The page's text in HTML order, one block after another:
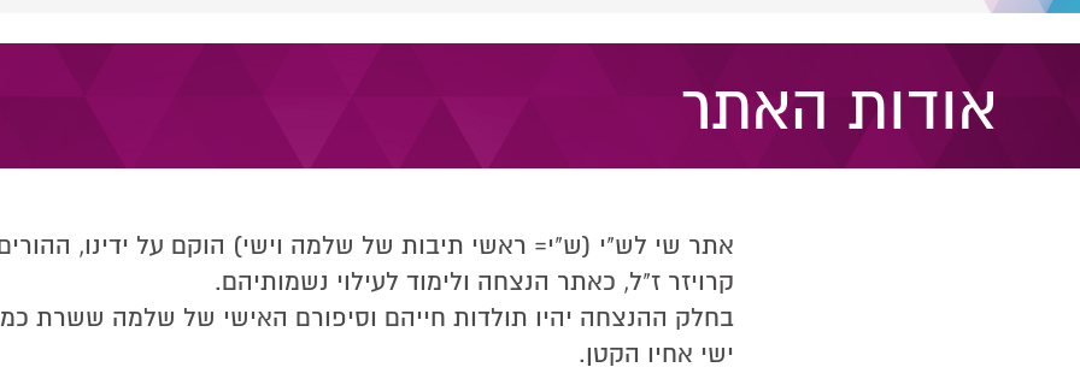
אודות האתר
אתר שי לש"י (ש"י= ראשי תיבות של שלמה וישי) הוקם על ידינו,
קרויזר ז"ל, כאתר הנצחה ולימוד לעילוי נשמותיהם.
בחלק ההנצחה יהיו תולדות חייהם וסיפורם האישי של שלמה ששרת
ישי אחיו הקטן.